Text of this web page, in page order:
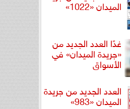
الميدان «1022»
غدًا العدد الجديد من
«جريدة الميدان» في
الأسواق
العدد الجديد من جريدة
الميدان «983»